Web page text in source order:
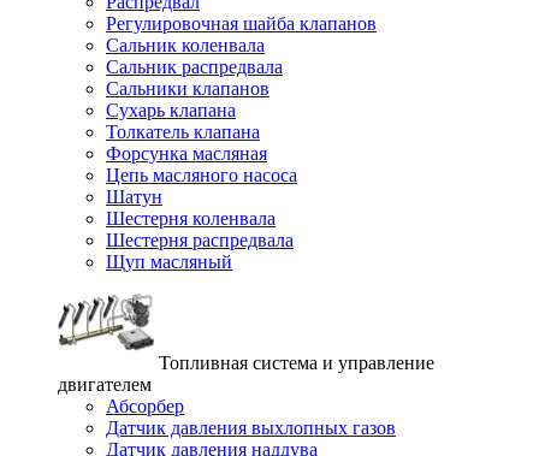
Регулировочная шайба клапанов
Сальник коленвала
Сальник распредвала
Сальники клапанов
Сухарь клапана
Толкатель клапана
Форсунка масляная
Цепь масляного насоса
Шатун
Шестерня коленвала
Шестерня распредвала
Щуп масляный
Топливная система и управление
двигателем
Абсорбер
Датчик давления выхлопных газов
Датчик давления наддува